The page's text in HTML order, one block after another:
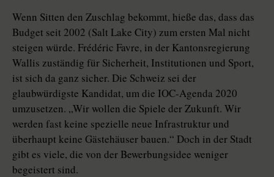
Wenn Sitten den Zuschlag bekommt, hieße das, dass das
Budget seit 2002 (Salt Lake City) zum ersten Mal nicht
steigen würde. Frédéric ­Favre, in der Kantonsregierung
Wallis zuständig für Sicherheit, Institutionen und Sport,
ist sich da ganz sicher. Die Schweiz sei der
glaubwürdigste Kandidat, um die IOC-Agenda 2020
umzusetzen. „Wir wollen die Spiele der Zukunft. Wir
werden fast keine spezielle neue Infrastruktur und
überhaupt keine Gästehäuser bauen.“ Doch in der Stadt
gibt es viele, die von der Bewerbungsidee weniger
begeistert sind.